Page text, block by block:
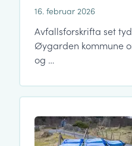
16. februar 2026
Avfallsforskrifta set
Øygarden kommune
og …